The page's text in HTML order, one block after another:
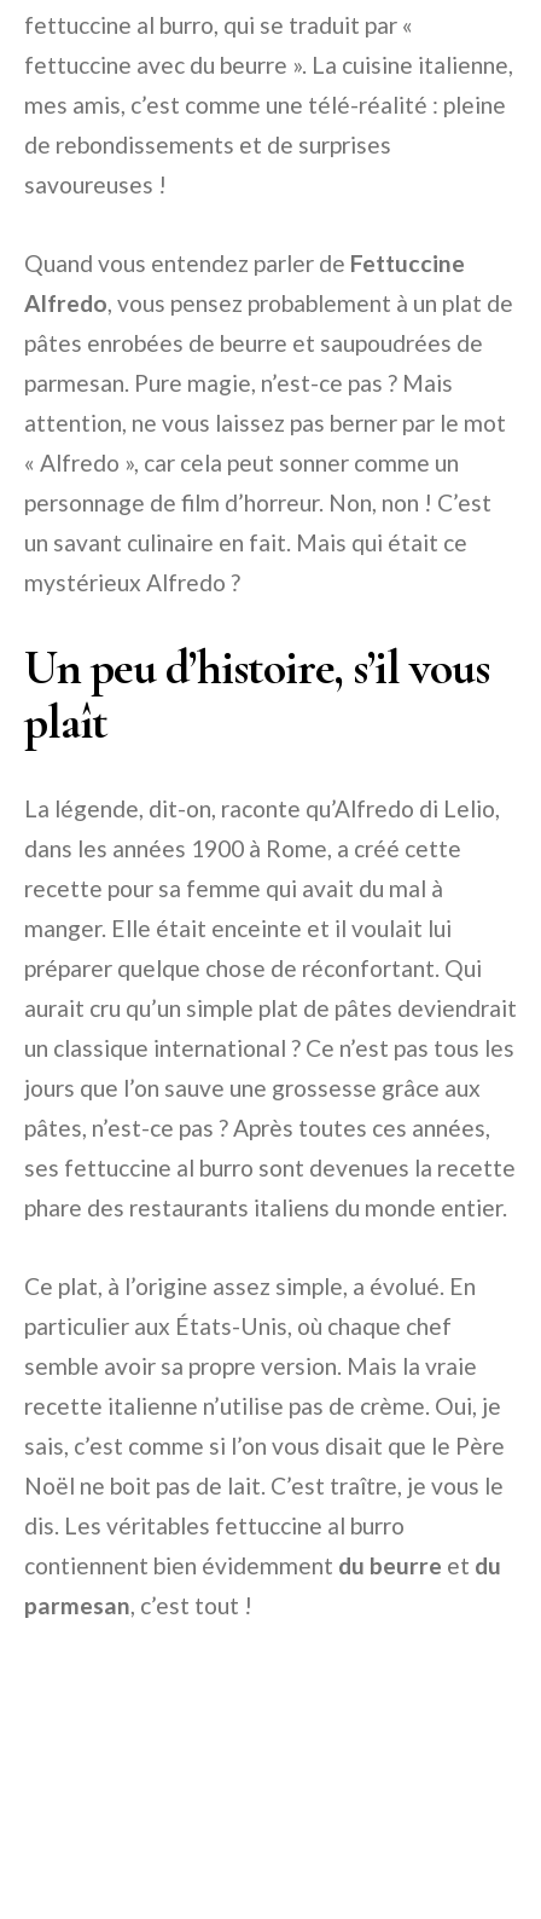
fettuccine al burro, qui se traduit par «
fettuccine avec du beurre ». La cuisine italienne,
mes amis, c’est comme une télé-réalité : pleine
de rebondissements et de surprises
savoureuses !
Quand vous entendez parler de Fettuccine
Alfredo, vous pensez probablement à un plat de
pâtes enrobées de beurre et saupoudrées de
parmesan. Pure magie, n’est-ce pas ? Mais
attention, ne vous laissez pas berner par le mot
« Alfredo », car cela peut sonner comme un
personnage de film d’horreur. Non, non ! C’est
un savant culinaire en fait. Mais qui était ce
mystérieux Alfredo ?
Un peu d’histoire, s’il vous
plaît
La légende, dit-on, raconte qu’Alfredo di Lelio,
dans les années 1900 à Rome, a créé cette
recette pour sa femme qui avait du mal à
manger. Elle était enceinte et il voulait lui
préparer quelque chose de réconfortant. Qui
aurait cru qu’un simple plat de pâtes deviendrait
un classique international ? Ce n’est pas tous les
jours que l’on sauve une grossesse grâce aux
pâtes, n’est-ce pas ? Après toutes ces années,
ses fettuccine al burro sont devenues la recette
phare des restaurants italiens du monde entier.
Ce plat, à l’origine assez simple, a évolué. En
particulier aux États-Unis, où chaque chef
semble avoir sa propre version. Mais la vraie
recette italienne n’utilise pas de crème. Oui, je
sais, c’est comme si l’on vous disait que le Père
Noël ne boit pas de lait. C’est traître, je vous le
dis. Les véritables fettuccine al burro
contiennent bien évidemment du beurre et du
parmesan, c’est tout !